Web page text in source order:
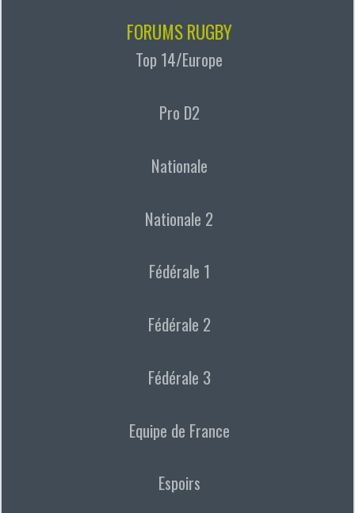
FORUMS RUGBY
Top 14/Europe
Pro D2
Nationale
Nationale 2
Fédérale 1
Fédérale 2
Fédérale 3
Equipe de France
Espoirs